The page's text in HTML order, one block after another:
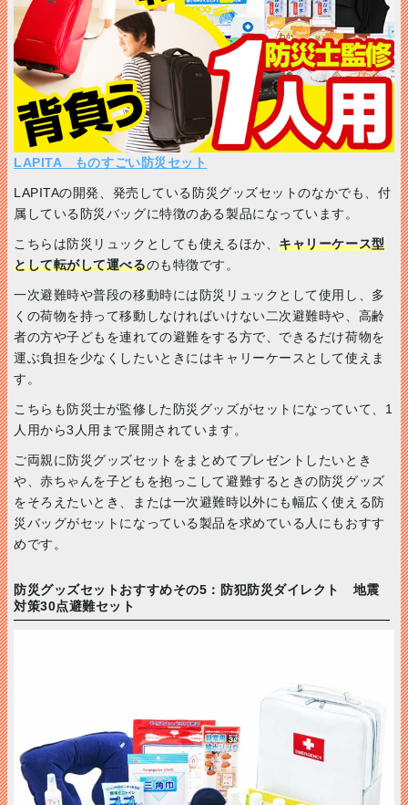
LAPITA ものすごい防災セット
LAPITAの開発、発売している防災グッズセットのなかでも、付
属している防災バッグに特徴のある製品になっています。
こちらは防災リュックとしても使えるほか、キャリーケース型
として転がして運べるのも特徴です。
一次避難時や普段の移動時には防災リュックとして使用し、多
くの荷物を持って移動しなければいけない二次避難時や、高齢
者の方や子どもを連れての避難をする方で、できるだけ荷物を
運ぶ負担を少なくしたいときにはキャリーケースとして使えま
す。
こちらも防災士が監修した防災グッズがセットになっていて、1
人用から3人用まで展開されています。
ご両親に防災グッズセットをまとめてプレゼントしたいとき
や、赤ちゃんを子どもを抱っこして避難するときの防災グッズ
をそろえたいとき、または一次避難時以外にも幅広く使える防
災バッグがセットになっている製品を求めている人にもおすす
めです。
防災グッズセットおすすめその5：防犯防災ダイレクト 地震
対策30点避難セット